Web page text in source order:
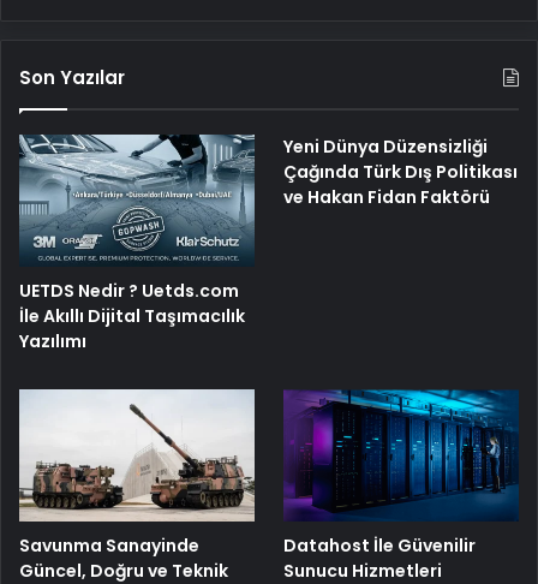
Son Yazılar
UETDS Nedir ? Uetds.com
İle Akıllı Dijital Taşımacılık
Yazılımı
Yeni Dünya Düzensizliği
Çağında Türk Dış Politikası
ve Hakan Fidan Faktörü
Savunma Sanayinde
Güncel, Doğru ve Teknik
Datahost İle Güvenilir
Sunucu Hizmetleri